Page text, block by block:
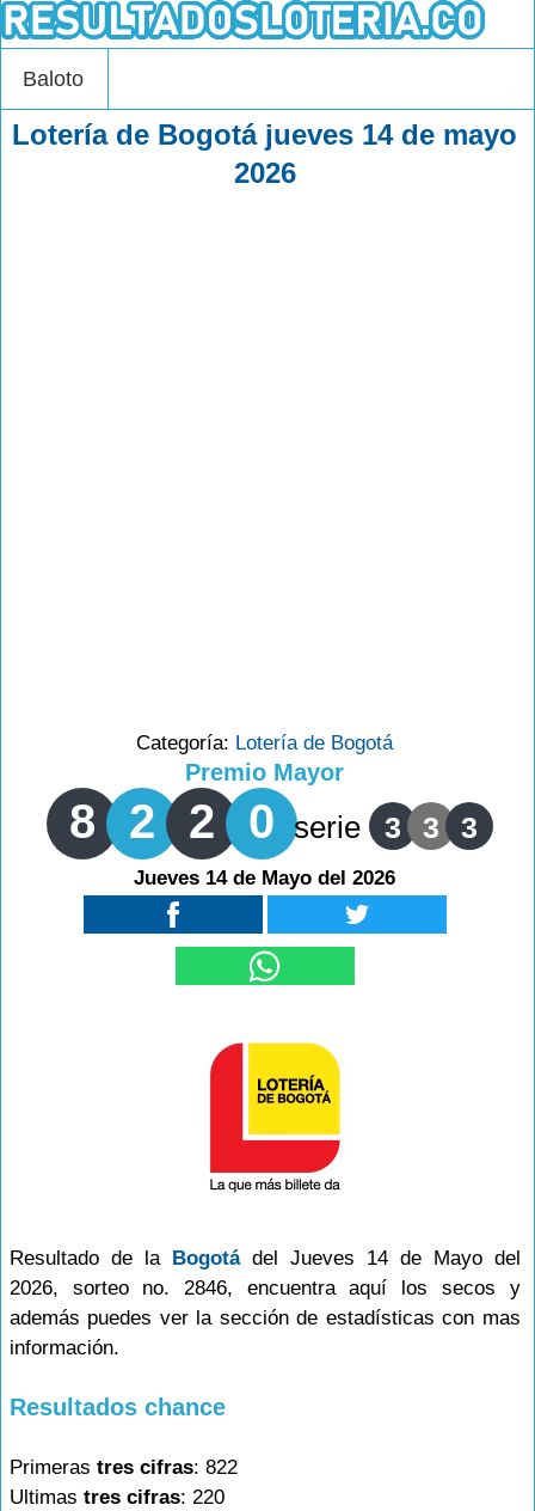
Baloto
Lotería de Bogotá jueves 14 de mayo
2026
Categoría: Lotería de Bogotá
Premio Mayor
8 2 2 0 serie 3 3 3
Jueves 14 de Mayo del 2026
Resultado de la Bogotádel Jueves 14 de Mayo del
2026, sorteo no. 2846, encuentra aquí los secos y
además puedes ver la sección de estadísticas con mas
información.
Resultados chance
Primeras tres cifras: 822
Ultimas tres cifras: 220